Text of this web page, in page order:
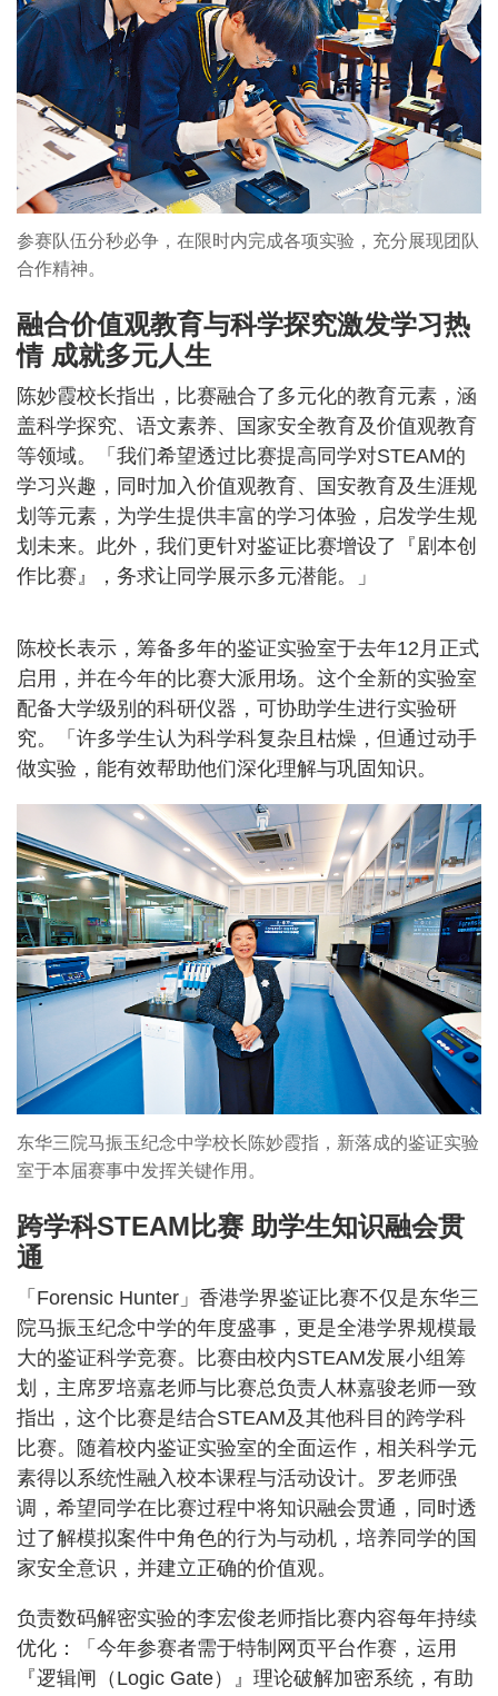
参赛队伍分秒必争，在限时内完成各项实验，充分展现团队
合作精神。
融合价值观教育与科学探究激发学习热
情 成就多元人生
陈妙霞校长指出，比赛融合了多元化的教育元素，涵
盖科学探究、语文素养、国家安全教育及价值观教育
等领域。「我们希望透过比赛提高同学对STEAM的
学习兴趣，同时加入价值观教育、国安教育及生涯规
划等元素，为学生提供丰富的学习体验，启发学生规
划未来。此外，我们更针对鉴证比赛增设了『剧本创
作比赛』，务求让同学展示多元潜能。」
陈校长表示，筹备多年的鉴证实验室于去年12月正式
启用，并在今年的比赛大派用场。这个全新的实验室
配备大学级别的科研仪器，可协助学生进行实验研
究。「许多学生认为科学科复杂且枯燥，但通过动手
做实验，能有效帮助他们深化理解与巩固知识。
东华三院马振玉纪念中学校长陈妙霞指，新落成的鉴证实验
室于本届赛事中发挥关键作用。
跨学科STEAM比赛 助学生知识融会贯
通
「Forensic Hunter」香港学界鉴证比赛不仅是东华三
院马振玉纪念中学的年度盛事，更是全港学界规模最
大的鉴证科学竞赛。比赛由校内STEAM发展小组筹
划，主席罗培嘉老师与比赛总负责人林嘉骏老师一致
指出，这个比赛是结合STEAM及其他科目的跨学科
比赛。随着校内鉴证实验室的全面运作，相关科学元
素得以系统性融入校本课程与活动设计。罗老师强
调，希望同学在比赛过程中将知识融会贯通，同时透
过了解模拟案件中角色的行为与动机，培养同学的国
家安全意识，并建立正确的价值观。
负责数码解密实验的李宏俊老师指比赛内容每年持续
优化：「今年参赛者需于特制网页平台作赛，运用
『逻辑闸（Logic Gate）』理论破解加密系统，有助